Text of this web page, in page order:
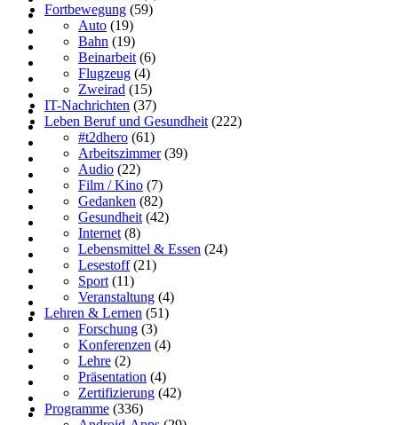
Fortbewegung (59)
Auto (19)
Bahn (19)
Beinarbeit (6)
Flugzeug (4)
Zweirad (15)
IT-Nachrichten (37)
Leben Beruf und Gesundheit (222)
#t2dhero (61)
Arbeitszimmer(39)
Audio (22)
Film / Kino (7)
Gedanken (82)
Gesundheit (42)
Internet (8)
Lebensmittel & Essen (24)
Lesestoff(21)
Sport (11)
Veranstaltung (4)
Lehren & Lernen (51)
Forschung (3)
Konferenzen (4)
Lehre (2)
Präsentation (4)
Zertifizierung (42)
Programme (336)